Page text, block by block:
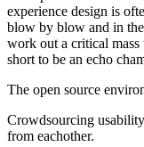
experience design is
blow by blow and in
work out a critical mass
short to be an echo
The open source
Crowdsourcing
from eachother.